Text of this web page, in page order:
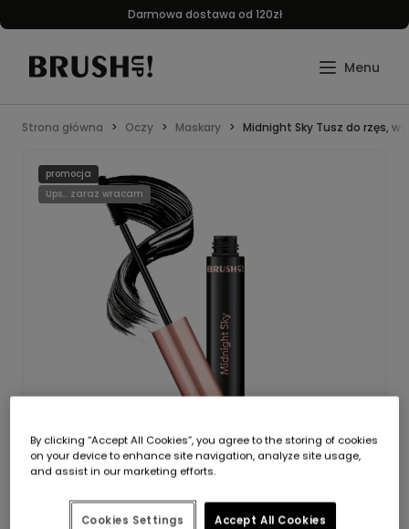
Darmowa dostawa od 120zł
Strona główna Oczy Maskary Midnight Sky Tusz do rzęs,
promocja
Ups... zaraz wracam
By clicking “Accept All Cookies”, you agree to the storing of cookies
on your device to enhance site navigation, analyze site usage,
and assist in our marketing efforts.
Accept All Cookies
Cookies Settings